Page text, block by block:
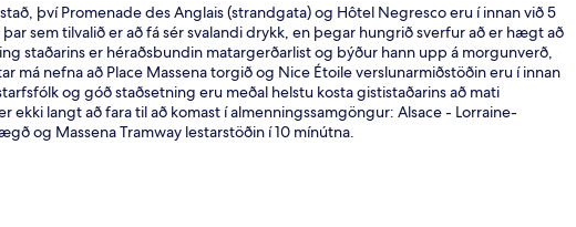
Móttaka
því Promenade des Anglais (strandgata) og Hôtel Negresco eru í innan við 5
sem tilvalið er að fá sér svalandi drykk, en þegar hungrið sverfur að er hægt að
staðarins er héraðsbundin matargerðarlist og býður hann upp á morgunverð,
má nefna að Place Massena torgið og Nice Étoile verslunarmiðstöðin eru í innan
og góð staðsetning eru meðal helstu kosta gististaðarins að mati
ekki langt að fara til að komast í almenningssamgöngur: Alsace - Lorraine-
og Massena Tramway lestarstöðin í 10 mínútna.